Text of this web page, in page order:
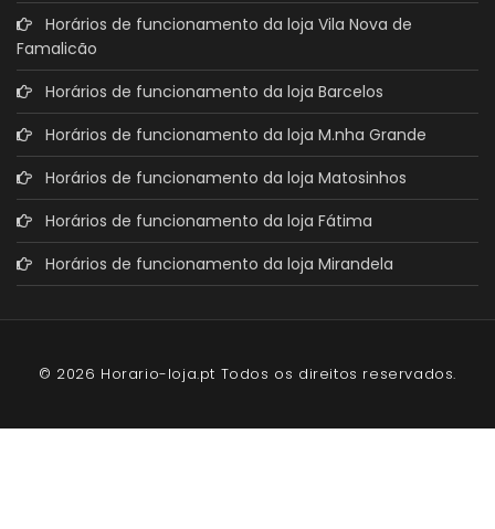
Horários de funcionamento da loja Vila Nova de
Famalicão
Horários de funcionamento da loja Barcelos
Horários de funcionamento da loja M.nha Grande
Horários de funcionamento da loja Matosinhos
Horários de funcionamento da loja Fátima
Horários de funcionamento da loja Mirandela
© 2026 Horario-loja.pt Todos os direitos reservados.